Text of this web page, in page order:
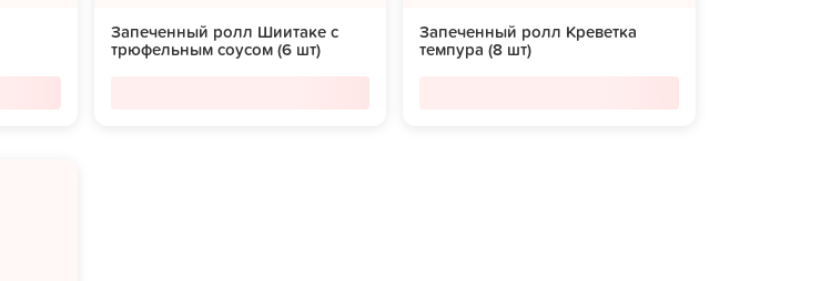
Запеченный ролл Шиитаке с
трюфельным соусом (6 шт)
Запеченный ролл Креветка
темпура (8 шт)